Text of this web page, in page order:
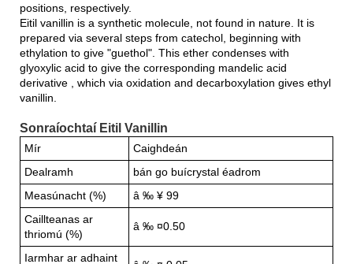
positions, respectively.
Eitil vanillin is a synthetic molecule, not found in nature. It is
prepared via several steps from catechol, beginning with
ethylation to give "guethol". This ether condenses with
glyoxylic acid to give the corresponding mandelic acid
derivative , which via oxidation and decarboxylation gives ethyl
vanillin.
Sonraíochtaí Eitil Vanillin
Mír
Caighdeán
Dealramh
bán go buícrystal éadrom
Measúnacht (%)
â ‰ ¥ 99
Caillteanas ar
thriomú (%)
â ‰ ¤0.50
Iarmhar ar adhaint